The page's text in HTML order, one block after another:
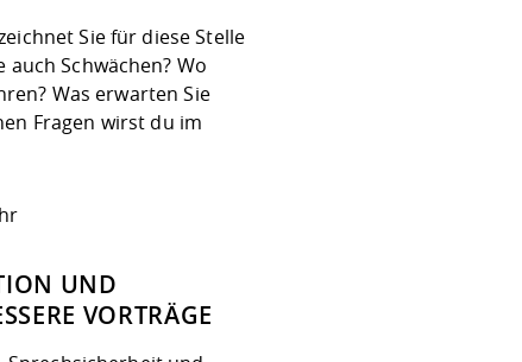
Sie für diese Stelle
auch Schwächen? Wo
Was erwarten Sie
Fragen wirst du im
UND
VORTRÄGE